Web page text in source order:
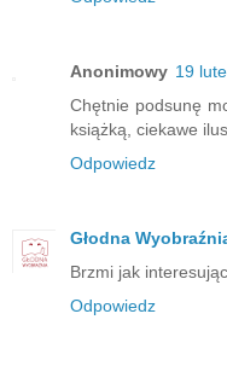
Anonimowy 19
Chętnie podsunę
książką, ciekawe
Odpowiedz
Głodna
Brzmi jak
Odpowiedz